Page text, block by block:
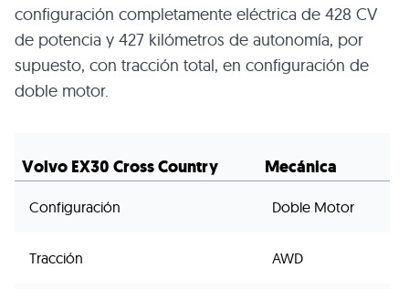
configuración completamente eléctrica de 428 CV
de potencia y 427 kilómetros de autonomía, por
supuesto, con tracción total, en configuración de
doble motor.
Volvo EX30 Cross Country Mecánica
Configuración Doble Motor
Tracción AWD